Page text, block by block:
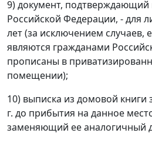
9) документ, подтверждающий
Российской Федерации, - для
лет (за исключением случаев,
являются гражданами
прописаны в
помещении);
10) выписка из домовой книги
г. до прибытия на данное
заменяющий ее аналогичный